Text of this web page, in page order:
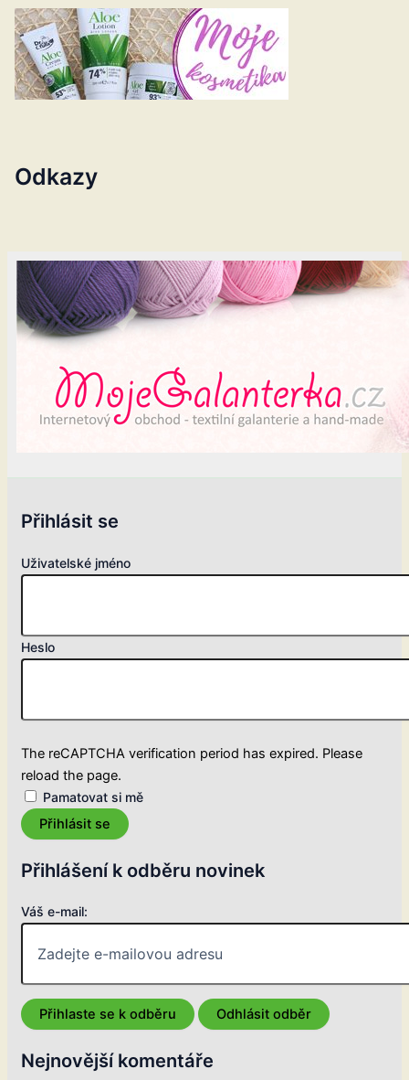
Odkazy
Přihlásit se
Uživatelské jméno
Heslo
The reCAPTCHA verification period has expired. Please
reload the page.
Pamatovat si mě
Přihlásit se
Přihlášení k odběru novinek
Váš e-mail:
Nejnovější komentáře